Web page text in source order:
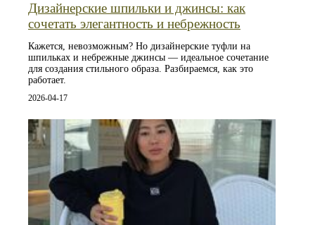
Дизайнерские шпильки и джинсы: как
сочетать элегантность и небрежность
Кажется, невозможным? Но дизайнерские туфли на
шпильках и небрежные джинсы — идеальное сочетание
для создания стильного образа. Разбираемся, как это
работает.
2026-04-17